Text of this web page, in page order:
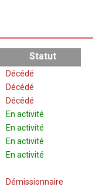
Statut
Décédé
Décédé
Décédé
En activité
En activité
En activité
En activité
Démissionnaire